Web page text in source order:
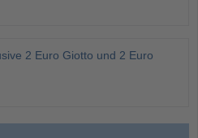
2 Euro Giotto und 2 Euro